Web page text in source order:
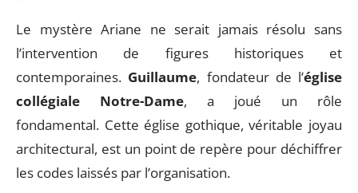
Le mystère Ariane ne serait jamais résolu sans
l’intervention de figures historiques et
contemporaines. Guillaume, fondateur de l’église
collégiale Notre-Dame, a joué un rôle
fondamental. Cette église gothique, véritable joyau
architectural, est un point de repère pour déchiffrer
les codes laissés par l’organisation.